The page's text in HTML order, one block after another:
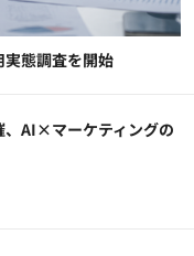
態調査を開始
、AI×マーケティングの